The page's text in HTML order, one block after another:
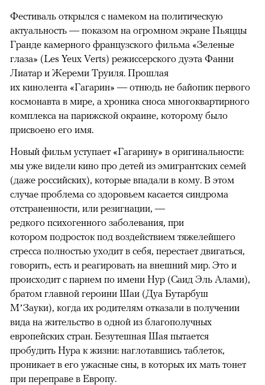
Фестиваль открылся с намеком на политическую
актуальность — показом на огромном экране Пьяццы
Гранде камерного французского фильма «Зеленые
глаза» (Les Yeux Verts) режиссерского дуэта Фанни
Лиатар и Жереми Труиля. Прошлая
их кинолента «Гагарин» — отнюдь не байопик первого
космонавта в мире, а хроника сноса многоквартирного
комплекса на парижской окраине, которому было
присвоено его имя.
Новый фильм уступает «Гагарину» в оригинальности:
мы уже видели кино про детей из эмигрантских семей
(даже российских), которые впадали в кому. В этом
случае проблема со здоровьем касается синдрома
отстраненности, или резигнации, —
редкого психогенного заболевания, при
котором подросток под воздействием тяжелейшего
стресса полностью уходит в себя, перестает двигаться,
говорить, есть и реагировать на внешний мир. Это и
происходит с парнем по имени Нур (Саид Эль Алами),
братом главной героини Шаи (Дуа Бутарбуш
М’Зауки), когда их родителям отказали в получении
вида на жительство в одной из благополучных
европейских стран. Безутешная Шая пытается
пробудить Нура к жизни: наглотавшись таблеток,
проникает в его ужасные сны, в которых их мать тонет
при переправе в Европу.